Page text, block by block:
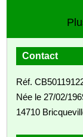
Contact
Réf.
Née le 27/02/
14710